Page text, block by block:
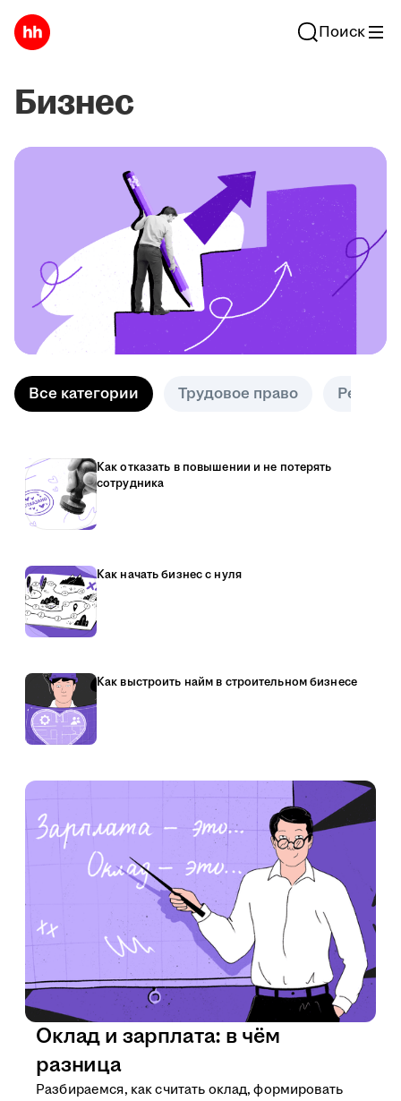
Поиск
Бизнес
Все категории Трудовое право
Как отказать в повышении и не потерять
сотрудника
Как начать бизнес с нуля
Как выстроить найм в строительном бизнесе
Оклад и зарплата: в чём
разница
Разбираемся, как считать оклад, формировать